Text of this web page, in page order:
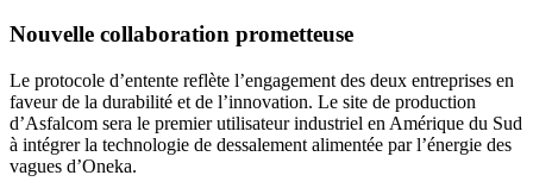
Nouvelle collaboration prometteuse
Le protocole d’entente reflète l’engagement des deux entreprises en
faveur de la durabilité et de l’innovation. Le site de production
d’Asfalcom sera le premier utilisateur industriel en Amérique du Sud
à intégrer la technologie de dessalement alimentée par l’énergie des
vagues d’Oneka.